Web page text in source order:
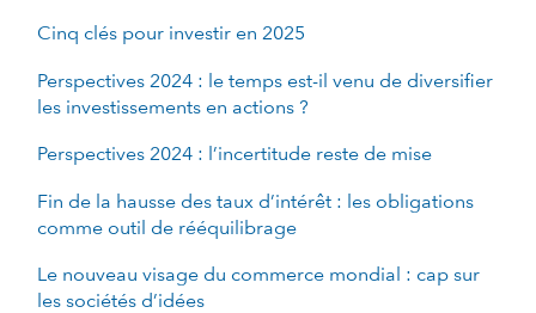
Cinq clés pour investir en 2025
Perspectives 2024 : le temps est-il venu de diversifier
les investissements en actions ?
Perspectives 2024 : l’incertitude reste de mise
Fin de la hausse des taux d’intérêt : les obligations
comme outil de rééquilibrage
Le nouveau visage du commerce mondial : cap sur
les sociétés d’idées